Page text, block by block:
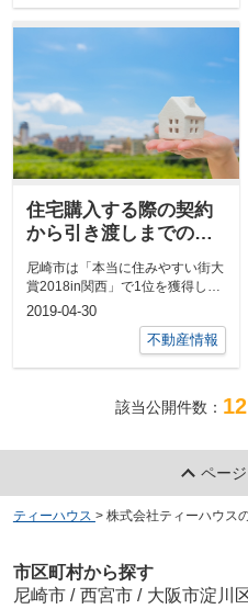
住宅購入する際の契約
から引き渡しまでの流
尼崎市は「本当に住みやすい街大
賞2018in関西」で1位を獲得しま
した。 大阪・神...
2019-04-30
不動産情報
該当公開件数： 12
ペー
ティーハウス > 株式会社ティーハウス
市区町村から探す
尼崎市 / 西宮市 / 大阪市淀川